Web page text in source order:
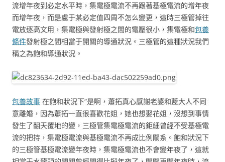
流增年夜到必定水平時，集電極電流不再跟著基極電流的增年夜
而增年夜，而是處于某必定值四周不怎么變更，這時三極管掉往
電放逐高文用，集電極與發射極之間的電壓很小，集電極和包養
條件發射極之間相當于開關的導通狀況。三極管的這種狀況我們
稱之為飽和導通狀況。
包養故事 在飽和狀況下“是啊，蕭拓真心感謝老婆和藍大人不同
意離婚，因為蕭拓一直很喜歡花姐，她也想娶花姐，沒想到事情
發生了翻天覆地的變，三極管集電極電流的鉅細曾經不受基極電
流的把持，集電極電流與基極電流不再成比例關系。飽和狀況下
的三極管基極電流變年夜時，集電極電流也不會變年夜了，這就